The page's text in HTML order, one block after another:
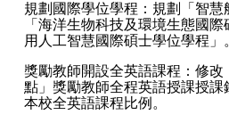
規劃國際學位學程：規劃「智慧
「海洋生物科技及環境生態國
用人工智慧國際碩士學位學程」
獎勵教師開設全英語課程：修
點」獎勵教師全程英語授課授課
本校全英語課程比例。